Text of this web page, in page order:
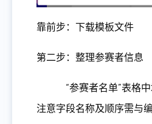
靠前步：下载模板文件
第二步：整理参赛者信息
“参赛者名单”表格中
注意字段名称及顺序需与